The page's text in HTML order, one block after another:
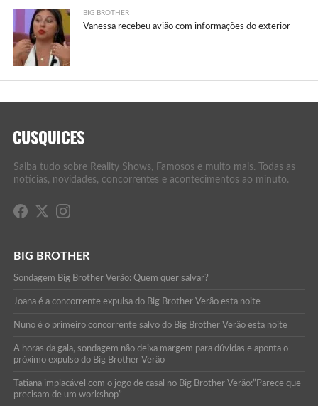
BIG BROTHER
Vanessa recebeu avião com informações do exterior
Saiba tudo sobre Reality Shows, Famosos e muito mais. Todas as
notícias, novidades, concorrentes e acontecimentos ao minuto.
BIG BROTHER
Sondagem Big Brother Verão: Quem quer salvar?
Joana é a concorrente expulsa do Big Brother Verão esta noite
Nuno é o primeiro concorrente salvo do Big Brother Verão esta noite
A horas da gala, sondagem não deixa margem para dúvidas e aponta o
próximo expulso do Big Brother Verão
Tatiana implacável com o jogo de casal no Big Brother Verão:”Parece que
precisam de um workshop”